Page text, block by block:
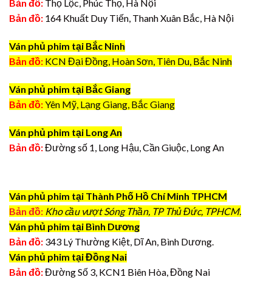
Bản đồ: Thọ Lộc, Phúc Thọ, Hà Nội
Bản đồ: 164 Khuất Duy Tiến, Thanh Xuân Bắc, Hà Nội
Ván phủ phim tại Bắc Ninh
Bản đồ: KCN Đại Đồng, Hoàn Sơn, Tiên Du, Bắc Ninh
Ván phủ phim tại Bắc Giang
Bản đồ:Yên Mỹ, Lạng Giang, Bắc Giang
Ván phủ phim tại Long An
Bản đồ:Đường số 1, Long Hậu, Cần Giuộc, Long An
Ván phủ phim tại Thành Phố Hồ Chí Minh TPHCM
Bản đồ: Kho cầu vượt Sóng Thần, TP Thủ Đức, TPHCM.
Ván phủ phim tại Bình Dương
Bản đồ: 343 Lý Thường Kiệt, Dĩ An, Bình Dương.
Ván phủ phim tại Đồng Nai
Bản đồ:Đường Số 3, KCN1 Biên Hòa, Đồng Nai